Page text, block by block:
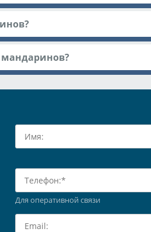
Для оперативной связи